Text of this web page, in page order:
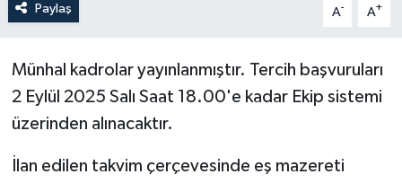
Paylaş A- A+
Münhal kadrolar yayınlanmıştır. Tercih başvuruları
2 Eylül 2025 Salı Saat 18.00'e kadar Ekip sistemi
üzerinden alınacaktır.
İlan edilen takvim çerçevesinde eş mazereti